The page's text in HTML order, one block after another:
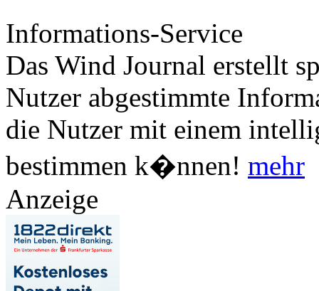
Informations-Service
Das Wind Journal erstellt
Nutzer abgestimmte
die Nutzer mit einem
bestimmen k�nnen! mehr
Anzeige